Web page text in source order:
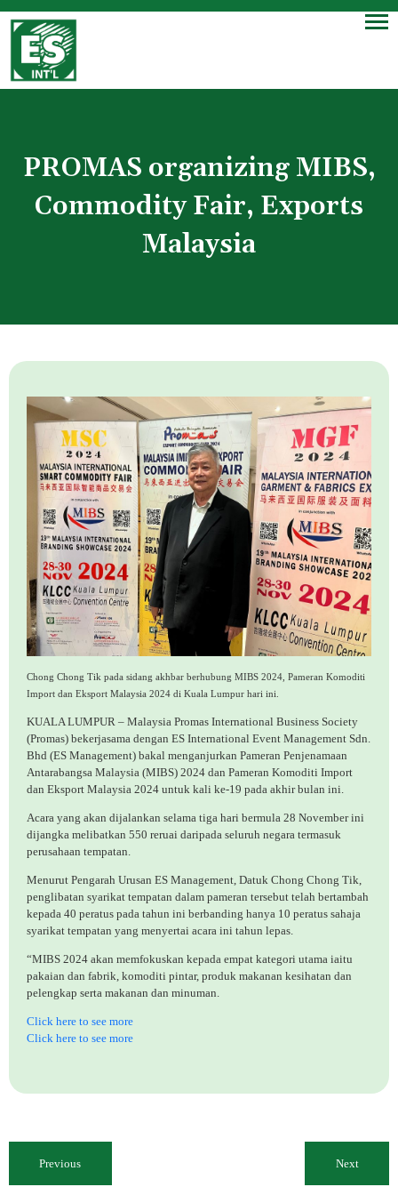
PROMAS organizing MIBS,
Commodity Fair, Exports
Malaysia
Chong Chong Tik pada sidang akhbar berhubung MIBS 2024, Pameran Komoditi
Import dan Eksport Malaysia 2024 di Kuala Lumpur hari ini.
KUALA LUMPUR – Malaysia Promas International Business Society
(Promas) bekerjasama dengan ES International Event Management Sdn.
Bhd (ES Management) bakal menganjurkan Pameran Penjenamaan
Antarabangsa Malaysia (MIBS) 2024 dan Pameran Komoditi Import
dan Eksport Malaysia 2024 untuk kali ke-19 pada akhir bulan ini.
Acara yang akan dijalankan selama tiga hari bermula 28 November ini
dijangka melibatkan 550 reruai daripada seluruh negara termasuk
perusahaan tempatan.
Menurut Pengarah Urusan ES Management, Datuk Chong Chong Tik,
penglibatan syarikat tempatan dalam pameran tersebut telah bertambah
kepada 40 peratus pada tahun ini berbanding hanya 10 peratus sahaja
syarikat tempatan yang menyertai acara ini tahun lepas.
“MIBS 2024 akan memfokuskan kepada empat kategori utama iaitu
pakaian dan fabrik, komoditi pintar, produk makanan kesihatan dan
pelengkap serta makanan dan minuman.
Click here to see more
Click here to see more
Previous Next